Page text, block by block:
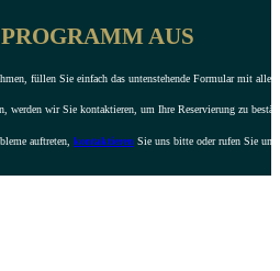
AUS
füllen Sie einfach das untenstehende Formular mit
werden wir Sie kontaktieren, um Ihre Reservierung zu
auftreten, kontaktieren Sie uns bitte oder rufen Sie